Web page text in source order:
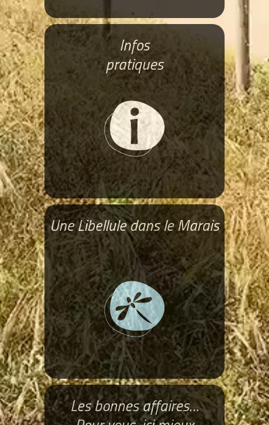
Infos
pratiques
Une Libellule dans le Marais
Les bonnes affaires…